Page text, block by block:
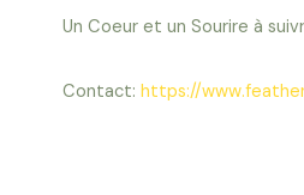
Un Coeur et un Sourire à
Contact: https://